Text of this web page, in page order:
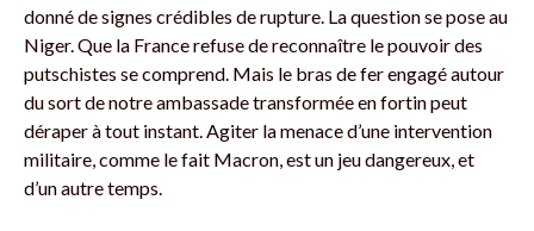
donné de signes crédibles de rupture. La question se pose au
Niger. Que la France refuse de reconnaître le pouvoir des
putschistes se comprend. Mais le bras de fer engagé autour
du sort de notre ambassade transformée en fortin peut
déraper à tout instant. Agiter la menace d’une intervention
militaire, comme le fait Macron, est un jeu dangereux, et
d’un autre temps.